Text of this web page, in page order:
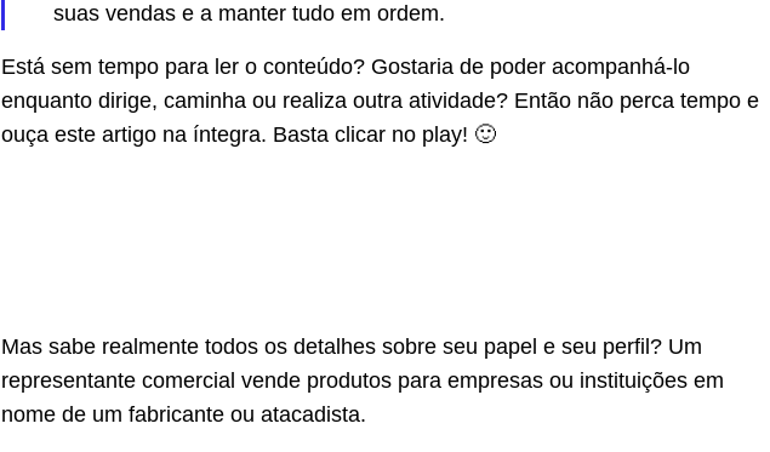
suas vendas e a manter tudo em ordem.
Está sem tempo para ler o conteúdo? Gostaria de poder acompanhá-lo
enquanto dirige, caminha ou realiza outra atividade? Então não perca tempo e
ouça este artigo na íntegra. Basta clicar no play! 🙂
Mas sabe realmente todos os detalhes sobre seu papel e seu perfil? Um
representante comercial vende produtos para empresas ou instituições em
nome de um fabricante ou atacadista.